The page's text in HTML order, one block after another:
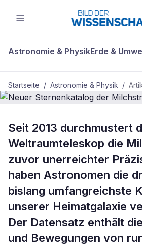
Astronomie & PhysikErde &
Startseite / Astronomie & Physik /
Neuer Sternenkatalog
Milchstraße
Seit 2013 durchmustert
Weltraumteleskop die
zuvor unerreichter
haben Astronomen die
bislang umfangreichste
unserer Heimatgalaxie
Der Datensatz enthält
und Bewegungen von